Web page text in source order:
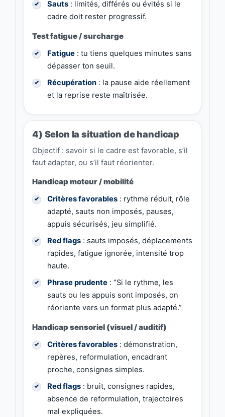
Sauts : limités, différés ou évités si le
cadre doit rester progressif.
Test fatigue / surcharge
Fatigue : tu tiens quelques minutes sans
dépasser ton seuil.
Récupération : la pause aide réellement
et la reprise reste maîtrisée.
4) Selon la situation de handicap
Objectif : savoir si le cadre est favorable, s’il
faut adapter, ou s’il faut réorienter.
Handicap moteur / mobilité
Critères favorables : rythme réduit, rôle
adapté, sauts non imposés, pauses,
appuis sécurisés, jeu simplifié.
Red flags : sauts imposés, déplacements
rapides, fatigue ignorée, intensité trop
haute.
Phrase prudente : “Si le rythme, les
sauts ou les appuis sont imposés, on
réoriente vers un format plus adapté.”
Handicap sensoriel (visuel / auditif)
Critères favorables : démonstration,
repères, reformulation, encadrant
proche, consignes simples.
Red flags : bruit, consignes rapides,
absence de reformulation, trajectoires
mal expliquées.